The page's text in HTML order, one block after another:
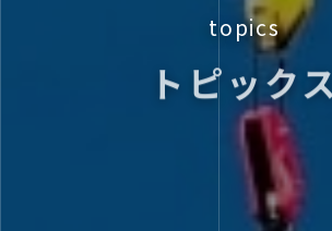
topics
トピックス